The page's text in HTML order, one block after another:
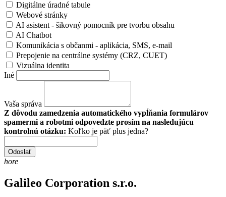
Digitálne úradné tabule
Webové stránky
AI asistent - šikovný pomocník pre tvorbu obsahu
AI Chatbot
Komunikácia s občanmi - aplikácia, SMS, e-mail
Prepojenie na centrálne systémy (CRZ, CUET)
Vizuálna identita
Iné
Vaša správa
Z dôvodu zamedzenia automatického vypĺňania formulárov
spamermi a robotmi odpovedzte prosím na nasledujúcu
kontrolnú otázku: Koľko je päť plus jedna?
Odoslať
hore
Galileo Corporation s.r.o.